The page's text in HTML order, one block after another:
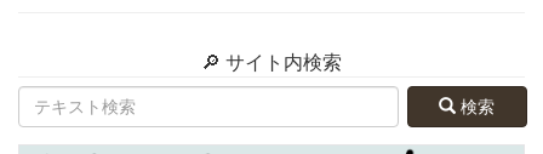
🔎 サイト内検索
検索